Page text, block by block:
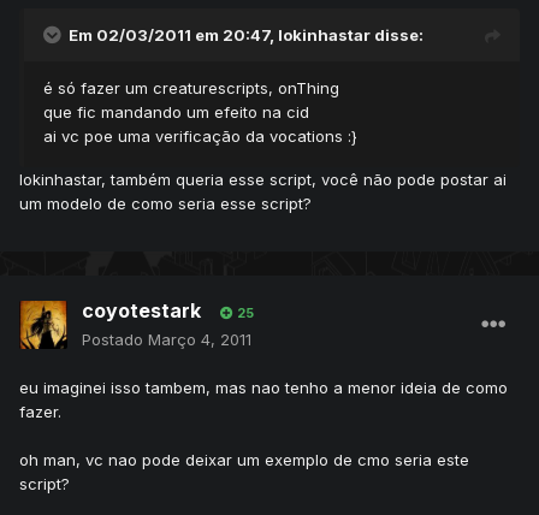
Em 02/03/2011 em 20:47, lokinhastar disse:
é só fazer um creaturescripts, onThing
que fic mandando um efeito na cid
ai vc poe uma verificação da vocations :}
lokinhastar, também queria esse script, você não pode postar ai
um modelo de como seria esse script?
coyotestark 25
Postado Março 4, 2011
eu imaginei isso tambem, mas nao tenho a menor ideia de como
fazer.
oh man, vc nao pode deixar um exemplo de cmo seria este
script?